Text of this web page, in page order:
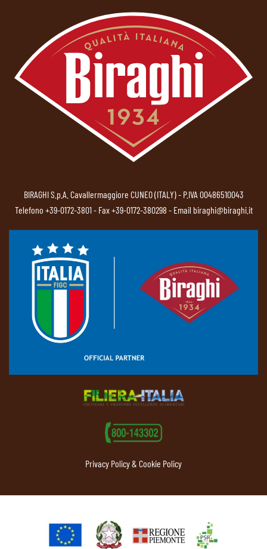
BIRAGHI S.p.A. Cavallermaggiore CUNEO (ITALY) - P.IVA 00486510043
Telefono +39-0172-3801- Fax +39-0172-380298 - Email biraghi@biraghi.it
Privacy Policy & Cookie Policy